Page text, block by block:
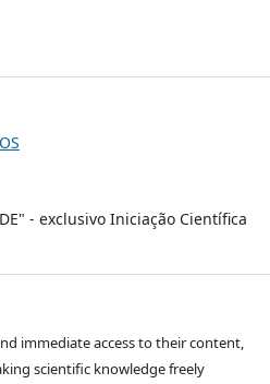
- exclusivo Iniciação Científica
immediate access to their content,
scientific knowledge freely